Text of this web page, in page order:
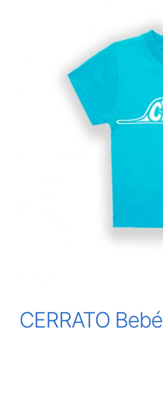
CERRATO Bebé